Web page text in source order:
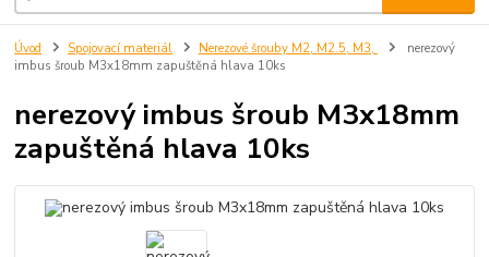
Úvod Spojovací materiál Nerezové šrouby M2, M2.5, M3,
nerezový
imbus šroub M3x18mm zapuštěná hlava 10ks
nerezový imbus šroub M3x18mm
zapuštěná hlava 10ks